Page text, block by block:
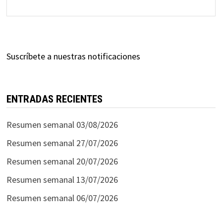
Suscríbete a nuestras notificaciones
ENTRADAS RECIENTES
Resumen semanal 03/08/2026
Resumen semanal 27/07/2026
Resumen semanal 20/07/2026
Resumen semanal 13/07/2026
Resumen semanal 06/07/2026